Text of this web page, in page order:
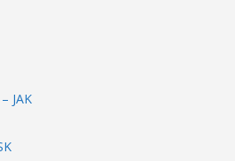
JAK